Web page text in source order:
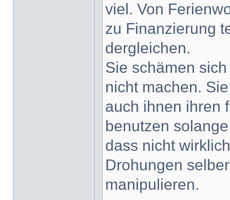
viel. Von
zu Finanzierung
dergleichen.
Sie schämen
nicht machen.
auch ihnen ihren
benutzen
dass nicht
Drohungen
manipulieren.